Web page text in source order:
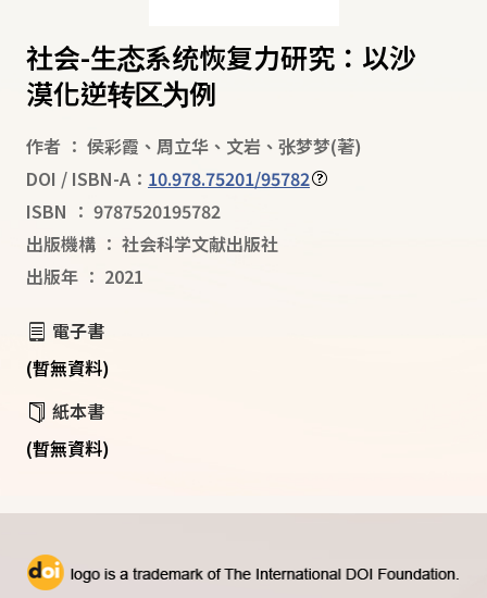
社会-生态系统恢复力研究：以沙
漠化逆转区为例
作者 ： 侯彩霞 、 周立华 、 文岩 、 张梦梦(著)
DOI / ISBN-A： 10.978.75201/95782
ISBN ： 9787520195782
出版機構 ： 社会科学文献出版社
出版年 ： 2021
電子書
(暫無資料)
紙本書
(暫無資料)